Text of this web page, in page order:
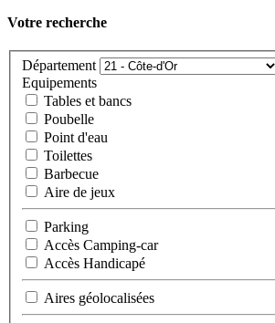
Votre recherche
Département
Equipements
Tables et bancs
Poubelle
Point d'eau
Toilettes
Barbecue
Aire de jeux
Parking
Accès Camping-car
Accès Handicapé
Aires géolocalisées